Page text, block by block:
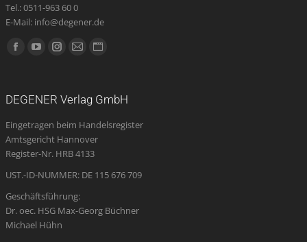
Tel.: 0511-963 60 0
E-Mail: info@degener.de
Finden Sie uns auf:
Facebook
new
window
YouTube
new
window
Instagram
new
window
E-
opens
in
new
Website
new
DEGENER Verlag GmbH
Eingetragen beim Handelsregister
Amtsgericht Hannover
Register-Nr. HRB 4133
UST.-ID-NUMMER: DE 115 676 709
Geschäftsführung:
Dr. oec. HSG Max-Georg Büchner
Michael Hühn